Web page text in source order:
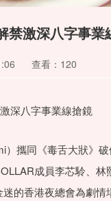
禁激深八字事業
查看：120
攜同《毒舌大狀》
成員李芯駖、林
的香港夜總會為劇情